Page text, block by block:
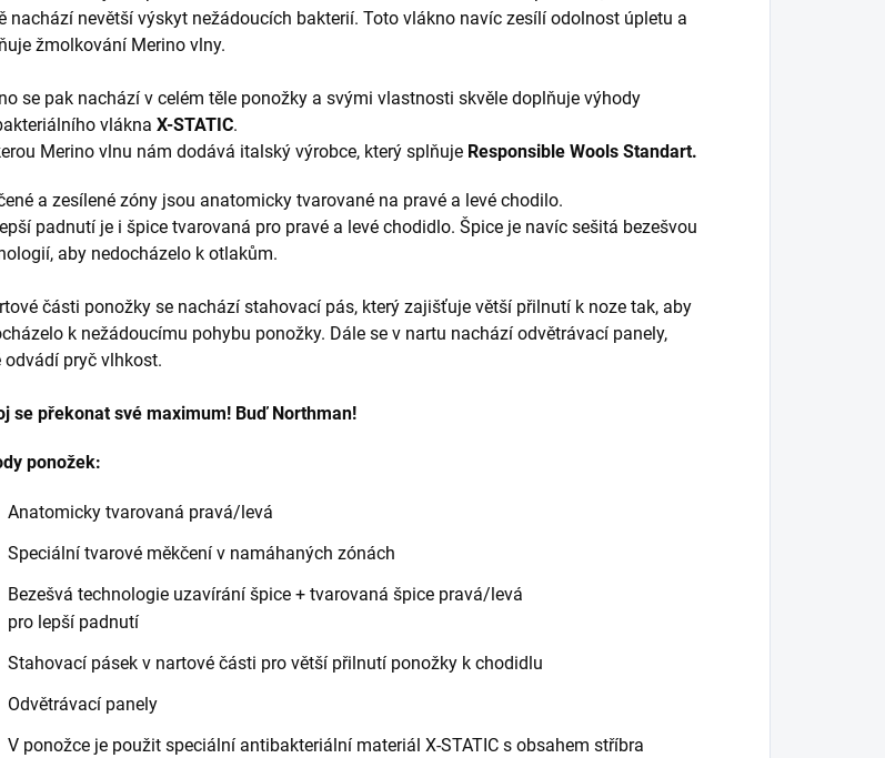
nachází nevětší výskyt nežádoucích bakterií. Toto vlákno navíc zesílí odolnost úpletu a
žmolkování Merino vlny.
se pak nachází v celém těle ponožky a svými vlastnosti skvěle doplňuje výhody
vlákna X-STATIC.
Merino vlnu nám dodává italský výrobce, který splňuje Responsible Wools Standart.
a zesílené zóny jsou anatomicky tvarované na pravé a levé chodilo.
padnutí je i špice tvarovaná pro pravé a levé chodidlo. Špice je navíc sešitá bezešvou
aby nedocházelo k otlakům.
části ponožky se nachází stahovací pás, který zajišťuje větší přilnutí k noze tak, aby
k nežádoucímu pohybu ponožky. Dále se v nartu nachází odvětrávací panely,
odvádí pryč vlhkost.
se překonat své maximum! Buď Northman!
ponožek:
Anatomicky tvarovaná pravá/levá
Speciální tvarové měkčení v namáhaných zónách
Bezešvá technologie uzavírání špice + tvarovaná špice pravá/levá
pro lepší padnutí
Stahovací pásek v nartové části pro větší přilnutí ponožky k chodidlu
Odvětrávací panely
V ponožce je použit speciální antibakteriální materiál X-STATIC s obsahem stříbra